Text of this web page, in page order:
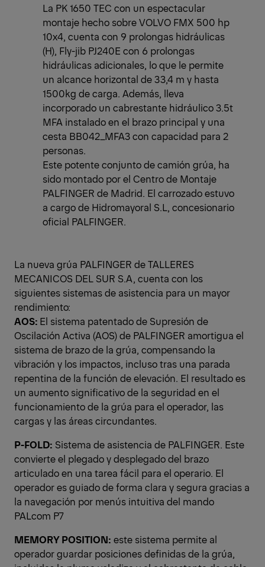
La PK 1650 TEC con un espectacular
montaje hecho sobre VOLVO FMX 500 hp
10x4, cuenta con 9 prolongas hidráulicas
(H), Fly-jib PJ240E con 6 prolongas
hidráulicas adicionales, lo que le permite
un alcance horizontal de 33,4 m y hasta
1500kg de carga. Además, lleva
incorporado un cabrestante hidráulico 3.5t
MFA instalado en el brazo principal y una
cesta BB042_MFA3 con capacidad para 2
personas.
Este potente conjunto de camión grúa, ha
sido montado por el Centro de Montaje
PALFINGER de Madrid. El carrozado estuvo
a cargo de Hidromayoral S.L, concesionario
oficial PALFINGER.
La nueva grúa PALFINGER de TALLERES
MECANICOS DEL SUR S.A, cuenta con los
siguientes sistemas de asistencia para un mayor
rendimiento:
AOS: El sistema patentado de Supresión de
Oscilación Activa (AOS) de PALFINGER amortigua el
sistema de brazo de la grúa, compensando la
vibración y los impactos, incluso tras una parada
repentina de la función de elevación. El resultado es
un aumento significativo de la seguridad en el
funcionamiento de la grúa para el operador, las
cargas y las áreas circundantes.
P-FOLD: Sistema de asistencia de PALFINGER. Este
convierte el plegado y desplegado del brazo
articulado en una tarea fácil para el operario. El
operador es guiado de forma clara y segura gracias a
la navegación por menús intuitiva del mando
PALcom P7
MEMORY POSITION: este sistema permite al
operador guardar posiciones definidas de la grúa,